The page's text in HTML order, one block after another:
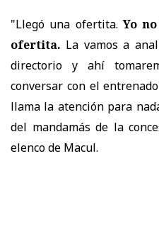
"Llegó una ofertita. Yo
ofertita. La vamos a
directorio y ahí
conversar con el
llama la atención para
del mandamás de la
elenco de Macul.